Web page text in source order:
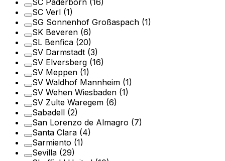
SC Paderborn (16)
SC Verl (1)
SG Sonnenhof Großaspach (1)
SK Beveren (6)
SL Benfica (20)
SV Darmstadt (3)
SV Elversberg (16)
SV Meppen (1)
SV Waldhof Mannheim (1)
SV Wehen Wiesbaden (1)
SV Zulte Waregem (6)
Sabadell (2)
San Lorenzo de Almagro (7)
Santa Clara (4)
Sarmiento (1)
Sevilla (29)